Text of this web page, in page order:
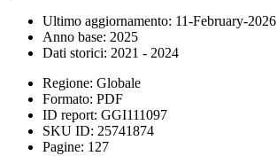
Ultimo aggiornamento: 11-February-2026
Anno base: 2025
Dati storici: 2021 - 2024
Regione: Globale
Formato: PDF
ID report: GGI111097
SKU ID: 25741874
Pagine: 127